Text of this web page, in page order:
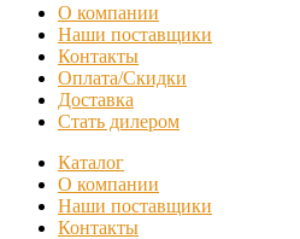
О компании
Наши поставщики
Контакты
Оплата/Скидки
Доставка
Стать дилером
Каталог
О компании
Наши поставщики
Контакты